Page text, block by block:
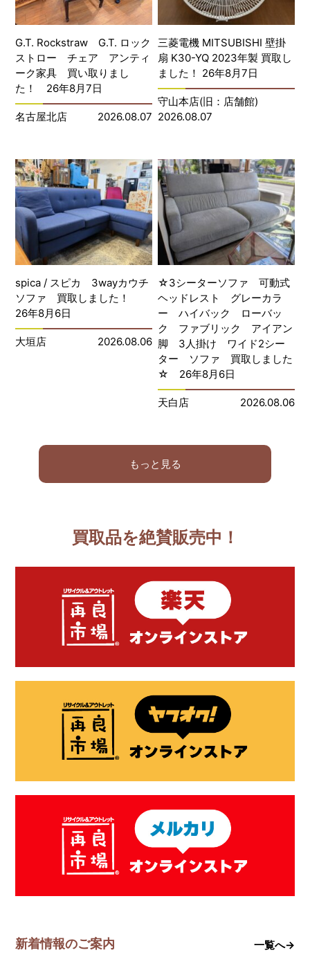
G.T. Rockstraw G.T. ロック
ストロー チェア アンティ
ーク家具 買い取りまし
た！ 26年8月7日
名古屋北店 2026.08.07
三菱電機 MITSUBISHI 壁掛
扇 K30-YQ 2023年製 買取し
ました！ 26年8月7日
守山本店(旧：店舗館)
2026.08.07
spica / スピカ 3wayカウチ
ソファ 買取しました！
26年8月6日
大垣店 2026.08.06
☆3シーターソファ 可動式
ヘッドレスト グレーカラ
ー ハイバック ローバッ
ク ファブリック アイアン
脚 3人掛け ワイド2シー
ター ソファ 買取しました
☆ 26年8月6日
天白店 2026.08.06
もっと見る
買取品を絶賛販売中！
新着情報のご案内 一覧へ→